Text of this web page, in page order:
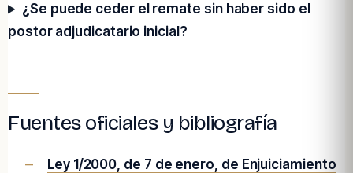
¿Se puede ceder el remate sin haber sido el
postor adjudicatario inicial?
Fuentes oficiales y bibliografía
Ley 1/2000, de 7 de enero, de Enjuiciamiento